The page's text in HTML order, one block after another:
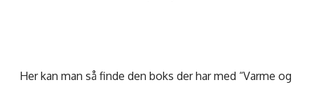
Her kan man så finde den boks der har med “Varme og